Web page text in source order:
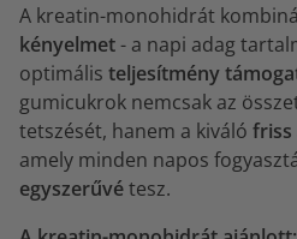
A kreatin-monohidrát
kényelmet- a napi adag
optimális teljesítmény
gumicukrok nemcsak az
tetszését, hanem a kiváló friss
amely minden napos
egyszerűvétesz.